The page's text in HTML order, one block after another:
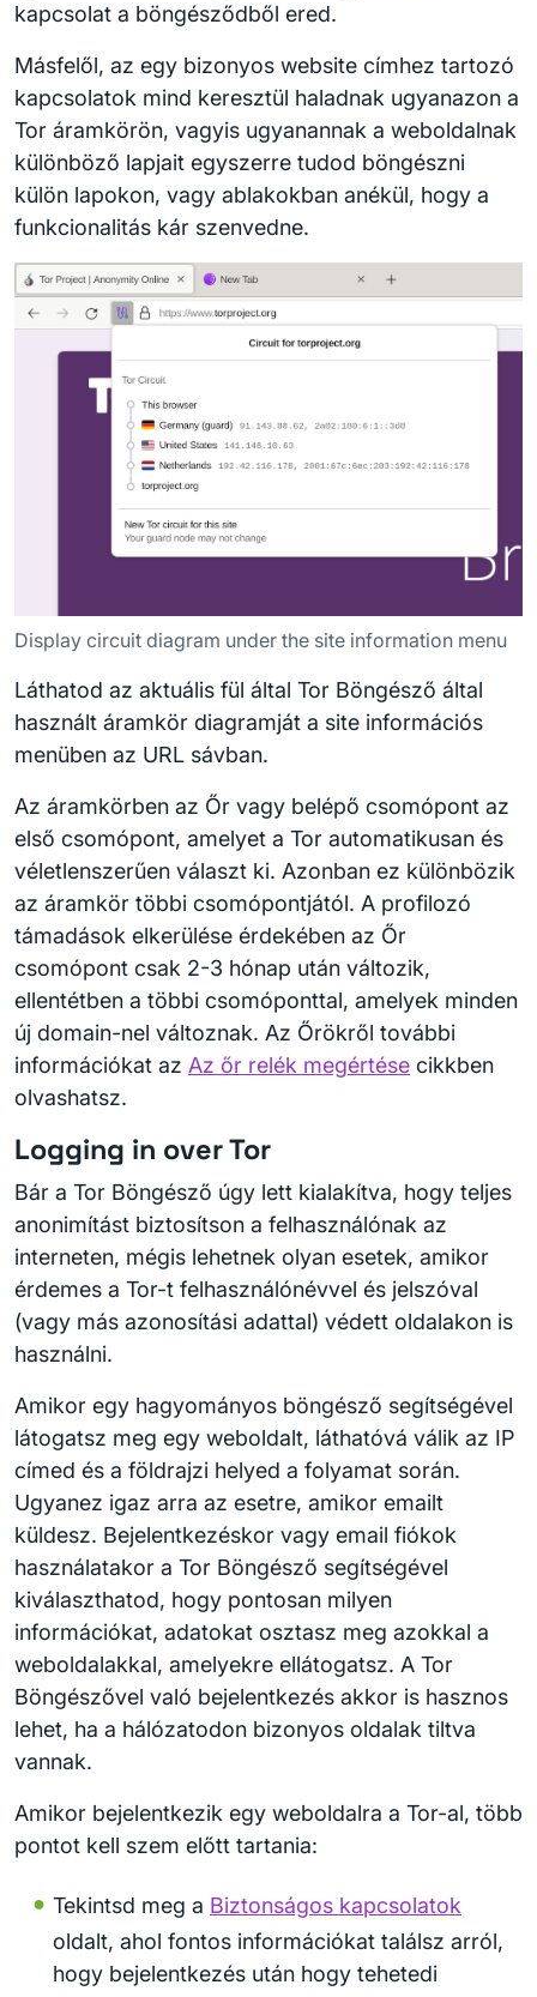
kapcsolat a böngésződből ered.
Másfelől, az egy bizonyos website címhez tartozó
kapcsolatok mind keresztül haladnak ugyanazon a
Tor áramkörön, vagyis ugyanannak a weboldalnak
különböző lapjait egyszerre tudod böngészni
külön lapokon, vagy ablakokban anékül, hogy a
funkcionalitás kár szenvedne.
Display circuit diagram under the site information menu
Láthatod az aktuális fül által Tor Böngésző által
használt áramkör diagramját a site információs
menüben az URL sávban.
Az áramkörben az Őr vagy belépő csomópont az
első csomópont, amelyet a Tor automatikusan és
véletlenszerűen választ ki. Azonban ez különbözik
az áramkör többi csomópontjától. A profilozó
támadások elkerülése érdekében az Őr
csomópont csak 2-3 hónap után változik,
ellentétben a többi csomóponttal, amelyek minden
új domain-nel változnak. Az Őrökről további
információkat az Az őr relék megértése cikkben
olvashatsz.
Logging in over Tor
Bár a Tor Böngésző úgy lett kialakítva, hogy teljes
anonimítást biztosítson a felhasználónak az
interneten, mégis lehetnek olyan esetek, amikor
érdemes a Tor-t felhasználónévvel és jelszóval
(vagy más azonosítási adattal) védett oldalakon is
használni.
Amikor egy hagyományos böngésző segítségével
látogatsz meg egy weboldalt, láthatóvá válik az IP
címed és a földrajzi helyed a folyamat során.
Ugyanez igaz arra az esetre, amikor emailt
küldesz. Bejelentkezéskor vagy email fiókok
használatakor a Tor Böngésző segítségével
kiválaszthatod, hogy pontosan milyen
információkat, adatokat osztasz meg azokkal a
weboldalakkal, amelyekre ellátogatsz. A Tor
Böngészővel való bejelentkezés akkor is hasznos
lehet, ha a hálózatodon bizonyos oldalak tiltva
vannak.
Amikor bejelentkezik egy weboldalra a Tor-al, több
pontot kell szem előtt tartania:
Tekintsd meg a Biztonságos kapcsolatok
oldalt, ahol fontos információkat találsz arról,
hogy bejelentkezés után hogy tehetedi